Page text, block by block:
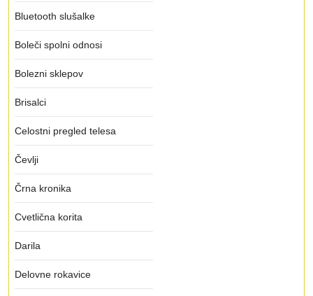
Bluetooth slušalke
Boleči spolni odnosi
Bolezni sklepov
Brisalci
Celostni pregled telesa
Čevlji
Črna kronika
Cvetlična korita
Darila
Delovne rokavice